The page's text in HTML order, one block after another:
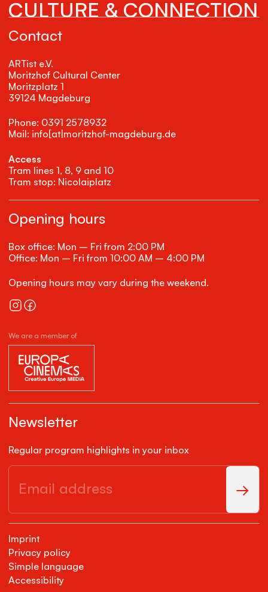
Contact
ARTist e.V.
Moritzhof Cultural Center
Moritzplatz 1
39124 Magdeburg
Phone: 0391 2578932
Mail: info[at|moritzhof-magdeburg.de
Access
Tram lines 1, 8, 9 and 10
Tram stop: Nicolaiplatz
Opening hours
Box office: Mon – Fri from 2:00 PM
Office: Mon – Fri from 10:00 AM – 4:00 PM
Opening hours may vary during the weekend.
We are a member of
Newsletter
Regular program highlights in your inbox
Imprint
Privacy policy
Simple language
Accessibility
CULTURE & CONNECTION